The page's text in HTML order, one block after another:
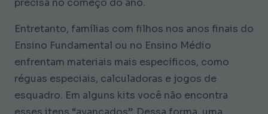
precisa no começo do ano.
Entretanto, famílias com filhos nos anos finais do
Ensino Fundamental ou no Ensino Médio
enfrentam materiais mais específicos, como
réguas especiais, calculadoras e jogos de
esquadro. Em alguns kits você não encontra